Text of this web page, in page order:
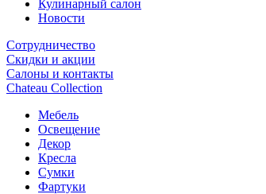
Кулинарный салон
Новости
Сотрудничество
Скидки и акции
Салоны и контакты
Chateau Collection
Мебель
Освещение
Декор
Кресла
Сумки
Фартуки